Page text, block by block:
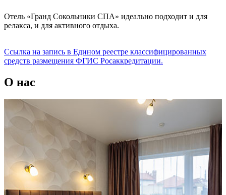
Отель «Гранд Сокольники СПА» идеально подходит и для
релакса, и для активного отдыха.
Ссылка на запись в Едином реестре классифицированных
средств размещения ФГИС Росаккредитации.
О нас